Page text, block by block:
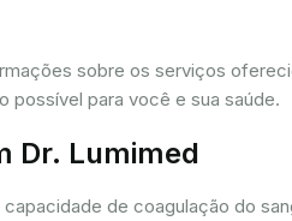
sobre os serviços
possível para você e sua saúde.
Dr. Lumimed
de coagulação do